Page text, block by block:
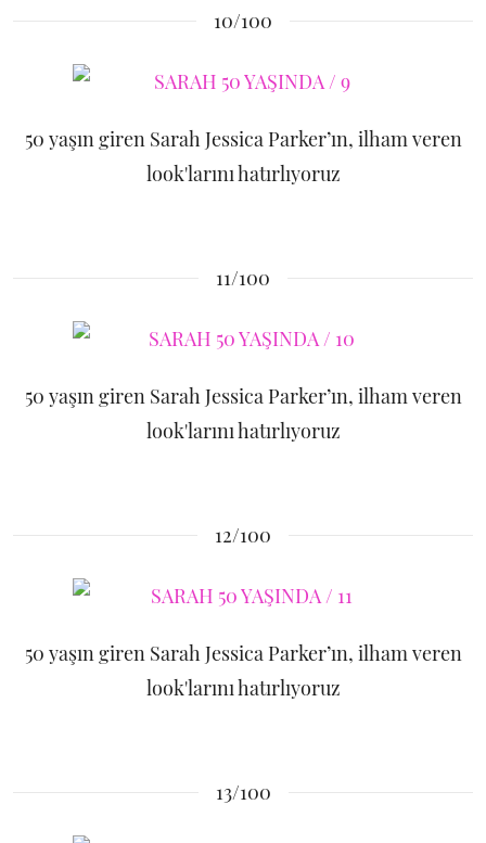
10/100
50 yaşın giren Sarah Jessica Parker’ın, ilham veren
look'larını hatırlıyoruz
11/100
50 yaşın giren Sarah Jessica Parker’ın, ilham veren
look'larını hatırlıyoruz
12/100
50 yaşın giren Sarah Jessica Parker’ın, ilham veren
look'larını hatırlıyoruz
13/100